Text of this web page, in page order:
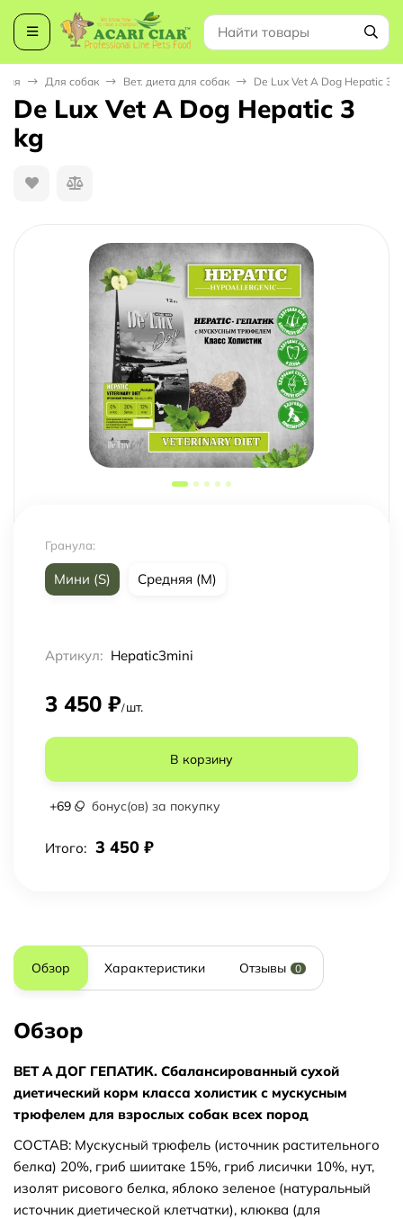
Для собак Вет. диета для собак De Lux Vet A Dog Hepatic 3
De Lux Vet A Dog Hepatic 3
kg
Гранула:
Мини (S) Средняя (M)
Артикул: Hepatic3mini
3 450 ₽/ шт.
В корзину
+69 бонус(ов) за покупку
Итого: 3 450 ₽
Обзор Характеристики Отзывы 0
Обзор
ВЕТ А ДОГ ГЕПАТИК. Сбалансированный сухой
диетический корм класса холистик с мускусным
трюфелем для взрослых собак всех пород
СОСТАВ: Мускусный трюфель (источник растительного
белка) 20%, гриб шиитаке 15%, гриб лисички 10%, нут,
изолят рисового белка, яблоко зеленое (натуральный
источник диетической клетчатки), клюква (для